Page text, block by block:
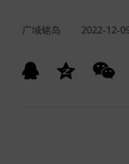
广域铭岛 2022-12-